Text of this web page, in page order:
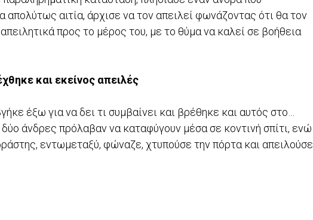
απολύτως αιτία, άρχισε να τον απειλεί φωνάζοντας ότι θα τον
προς το μέρος του, με το θύμα να καλεί σε βοήθεια
και εκείνος απειλές
έξω για να δει τι συμβαίνει και βρέθηκε και αυτός στο…
άνδρες πρόλαβαν να καταφύγουν μέσα σε κοντινή σπίτι, ενώ
εντωμεταξύ, φώναζε, χτυπούσε την πόρτα και απειλούσε